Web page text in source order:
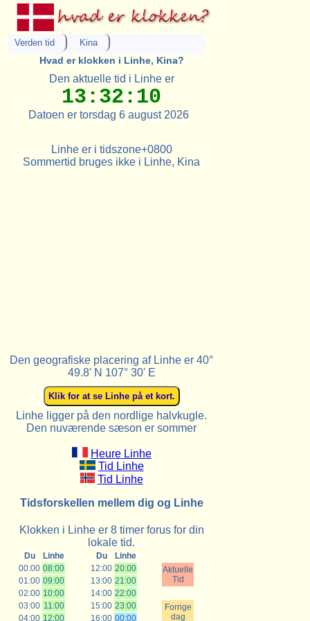
Verden tid Kina
Hvad er klokken i Linhe, Kina?
Den aktuelle tid i Linhe er
13:32:10
Datoen er torsdag 6 august 2026
Linhe er i tidszone+0800
Sommertid bruges ikke i Linhe, Kina
Den geografiske placering af Linhe er 40°
49.8' N 107° 30' E
Linhe ligger på den nordlige halvkugle.
Den nuværende sæson er sommer
Heure Linhe
Tid Linhe
Tid Linhe
Tidsforskellen mellem dig og Linhe
Klokken i Linhe er 8 timer forus for din
lokale tid.
Du Linhe Du
Linhe
00:00 08:00 12:00 20:00
Aktuelle
Tid
01:00 09:00 13:00 21:00
02:00 10:00 14:00 22:00
03:00 11:00 15:00 23:00
Forrige
dag
04:00 12:00 16:00 00:00